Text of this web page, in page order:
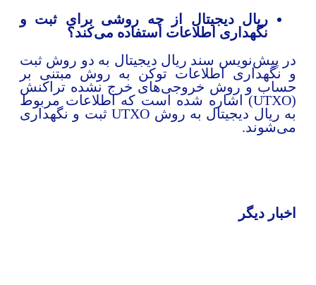
ریال دیجیتال از چه روشی برای ثبت و
نگهداری اطلاعات استفاده می‌کند؟
در پیش‌نویس سند ریال دیجیتال به دو روش ثبت
و نگهداری اطلاعات توکن به روش مبتنی بر
حساب و روش خروجی‌های خرج نشده تراکنش
(UTXO) اشاره شده است که اطلاعات مربوط
به ریال دیجیتال به روش UTXO ثبت و نگهداری
می‌شوند.
اخبار دیگر